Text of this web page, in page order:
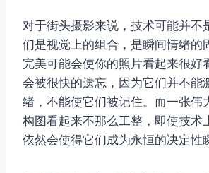
对于街头摄影来说，技术可能并不
们是视觉上的组合，是瞬间情绪的
完美可能会使你的照片看起来很好
会被很快的遗忘，因为它们并不能
绪，不能使它们被记住。而一张伟
构图看起来不那么工整，即使技术
依然会使得它们成为永恒的决定性